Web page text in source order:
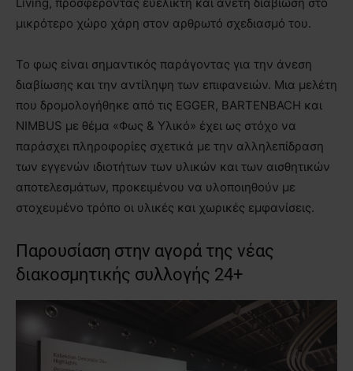
μικρότερο χώρο χάρη στον αρθρωτό σχεδιασμό του.
Το φως είναι σημαντικός παράγοντας για την άνεση
διαβίωσης και την αντίληψη των επιφανειών. Μια μελέτη
που δρομολογήθηκε από τις EGGER, BARTENBACH και
NIMBUS με θέμα «Φως & Υλικό» έχει ως στόχο να
παράσχει πληροφορίες σχετικά με την αλληλεπίδραση
των εγγενών ιδιοτήτων των υλικών και των αισθητικών
αποτελεσμάτων, προκειμένου να υλοποιηθούν με
στοχευμένο τρόπο οι υλικές και χωρικές εμφανίσεις.
Παρουσίαση στην αγορά της νέας
διακοσμητικής συλλογής 24+